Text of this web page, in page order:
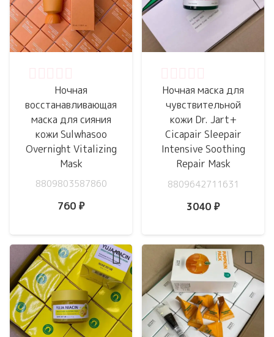
Ночная
восстанавливающая
маска для сияния
кожи Sulwhasoo
Overnight Vitalizing
Mask
8809803587860
760 ₽
Ночная маска для
чувствительной
кожи Dr. Jart+
Cicapair Sleepair
Intensive Soothing
Repair Mask
8809642711631
3040 ₽